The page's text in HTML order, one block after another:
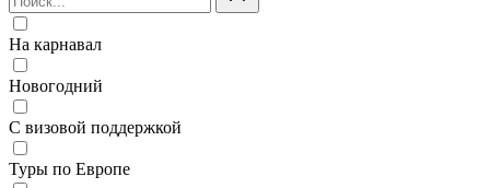
На карнавал
Новогодний
С визовой поддержкой
Туры по Европе